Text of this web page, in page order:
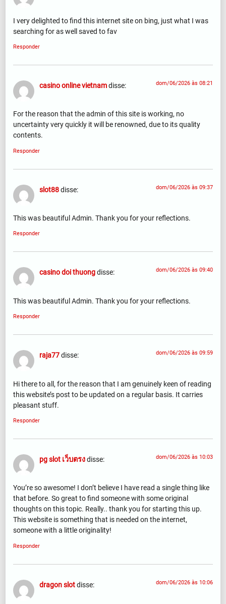
I very delighted to find this internet site on bing, just what I was
searching for as well saved to fav
Responder
casino online vietnamdisse: dom/06/2026 às 08:21
For the reason that the admin of this site is working, no
uncertainty very quickly it will be renowned, due to its quality
contents.
Responder
slot88disse: dom/06/2026 às 09:37
This was beautiful Admin. Thank you for your reflections.
Responder
casino doi thuongdisse: dom/06/2026 às 09:40
This was beautiful Admin. Thank you for your reflections.
Responder
raja77disse: dom/06/2026 às 09:59
Hi there to all, for the reason that I am genuinely keen of reading
this website’s post to be updated on a regular basis. It carries
pleasant stuff.
Responder
pg slot เว็บตรงdisse: dom/06/2026 às 10:03
You’re so awesome! I don’t believe I have read a single thing like
that before. So great to find someone with some original
thoughts on this topic. Really.. thank you for starting this up.
This website is something that is needed on the internet,
someone with a little originality!
Responder
dragon slotdisse: dom/06/2026 às 10:06